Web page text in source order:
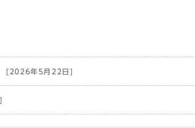
[2026年5月22日]